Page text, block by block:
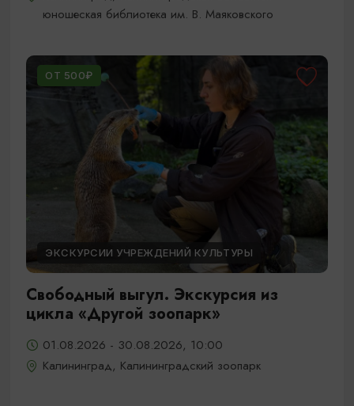
юношеская библиотека им. В. Маяковского
ОТ 500₽
ЭКСКУРСИИ УЧРЕЖДЕНИЙ КУЛЬТУРЫ
Свободный выгул. Экскурсия из
цикла «Другой зоопарк»
01.08.2026 - 30.08.2026, 10:00
Калининград, Калининградский зоопарк